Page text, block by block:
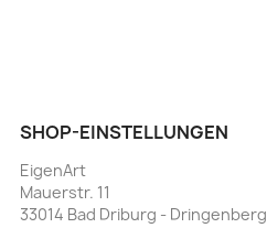
SHOP-EINSTELLUNGEN
EigenArt
Mauerstr. 11
33014 Bad Driburg - Dringenberg